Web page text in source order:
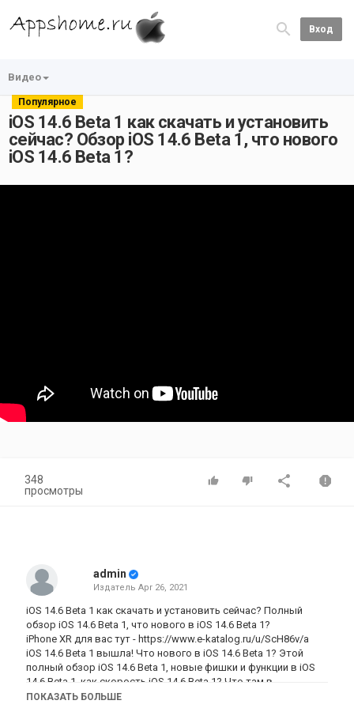
Вход
Видео
Популярное
iOS 14.6 Beta 1 как скачать и установить
сейчас? Обзор iOS 14.6 Beta 1, что нового
iOS 14.6 Beta 1?
348
просмотры
admin
Издатель Apr 26, 2021
iOS 14.6 Beta 1 как скачать и установить сейчас? Полный
обзор iOS 14.6 Beta 1, что нового в iOS 14.6 Beta 1?
iPhone XR для вас тут - https://www.e-katalog.ru/u/ScH86v/a
iOS 14.6 Beta 1 вышла! Что нового в iOS 14.6 Beta 1? Этой
полный обзор iOS 14.6 Beta 1, новые фишки и функции в iOS
14.6 Beta 1, как скорость iOS 14.6 Beta 1? Что там в
обновлении ПО iOS 14.6 Beta 1? Отвечу на вопрос стоит ли
ПОКАЗАТЬ БОЛЬШЕ